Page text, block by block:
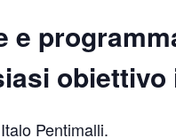
e
Pentimalli.